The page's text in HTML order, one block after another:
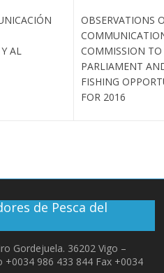
AL
OBSERVATIONS
COMMISSION
PARLIAMENT
FISHING
FOR 2016
de Pesca del
Gordejuela. 36202 Vigo –
+0034 986 433 844 Fax +0034